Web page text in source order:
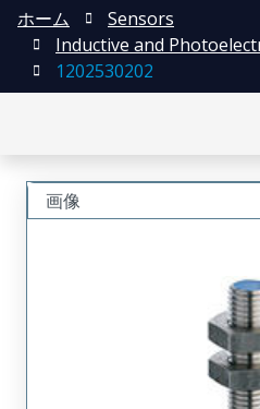
ホーム
Sensors
Inductive and
1202530202
画像